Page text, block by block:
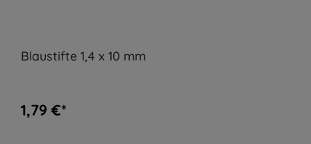
Blaustifte 1,4 x 10 mm
1,79 €*